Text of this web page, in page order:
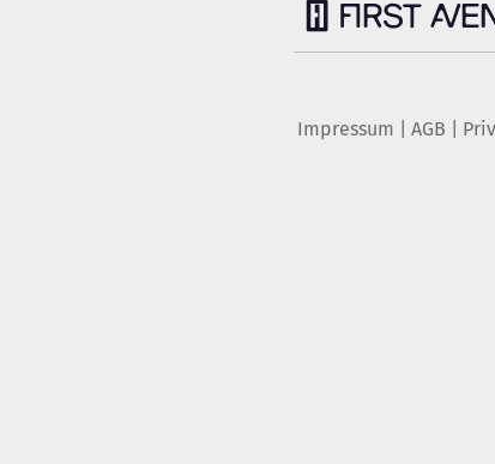
Impressum AGB